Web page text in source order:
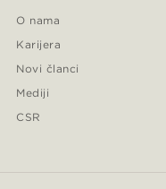
O nama
Karijera
Novi članci
Mediji
CSR